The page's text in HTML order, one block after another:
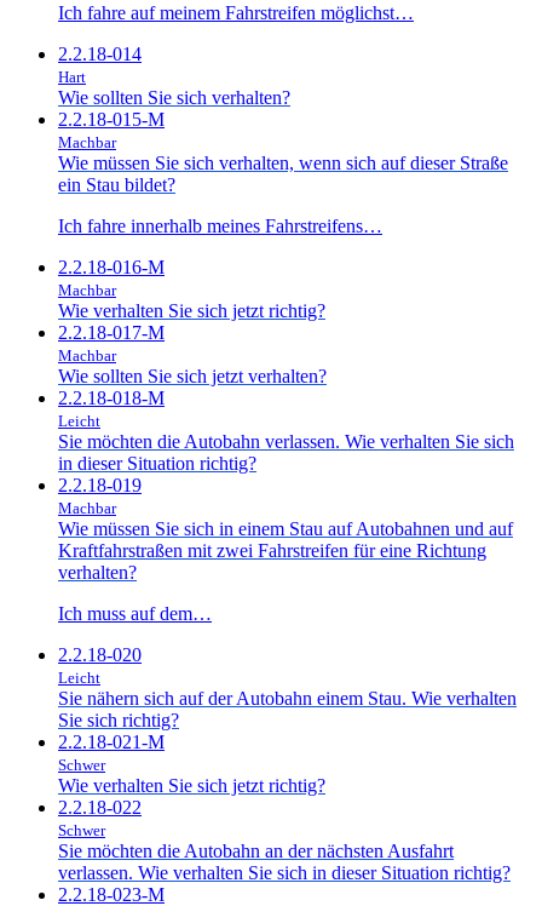
Ich fahre auf meinem Fahrstreifen möglichst…
2.2.18-014
Hart
Wie sollten Sie sich verhalten?
2.2.18-015-M
Machbar
Wie müssen Sie sich verhalten, wenn sich auf dieser Straße
ein Stau bildet?
Ich fahre innerhalb meines Fahrstreifens…
2.2.18-016-M
Machbar
Wie verhalten Sie sich jetzt richtig?
2.2.18-017-M
Machbar
Wie sollten Sie sich jetzt verhalten?
2.2.18-018-M
Leicht
Sie möchten die Autobahn verlassen. Wie verhalten Sie sich
in dieser Situation richtig?
2.2.18-019
Machbar
Wie müssen Sie sich in einem Stau auf Autobahnen und auf
Kraftfahrstraßen mit zwei Fahrstreifen für eine Richtung
verhalten?
Ich muss auf dem…
2.2.18-020
Leicht
Sie nähern sich auf der Autobahn einem Stau. Wie verhalten
Sie sich richtig?
2.2.18-021-M
Schwer
Wie verhalten Sie sich jetzt richtig?
2.2.18-022
Schwer
Sie möchten die Autobahn an der nächsten Ausfahrt
verlassen. Wie verhalten Sie sich in dieser Situation richtig?
2.2.18-023-M